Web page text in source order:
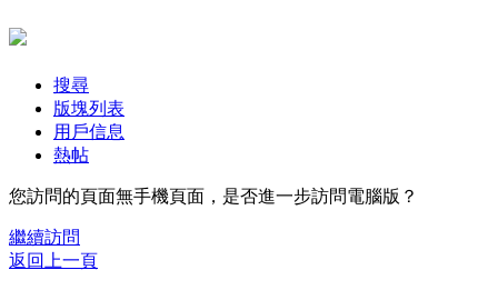
搜尋
版塊列表
用戶信息
熱帖
您訪問的頁面無手機頁面，是否進一步訪問電腦版？
繼續訪問
返回上一頁